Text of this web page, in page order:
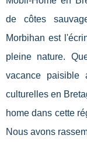
de côtes
Morbihan est
pleine nature.
vacance
culturelles en
home dans cette
Nous avons